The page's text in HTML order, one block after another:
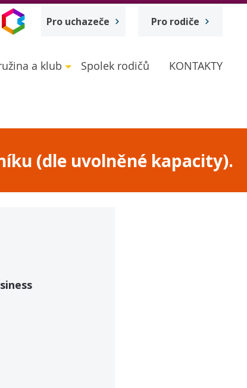
Pro uchazeče Pro rodiče
a klub Spolek rodičů KONTAKTY
(dle uvolněné kapacity).